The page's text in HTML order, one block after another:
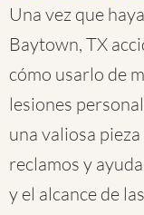
Una vez que
Baytown, TX
cómo usarlo de
lesiones
una valiosa
reclamos y
y el alcance de